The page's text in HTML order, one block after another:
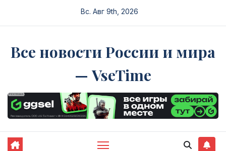
Вс. Авг 9th, 2026
Все новости России и мира
— VseTime